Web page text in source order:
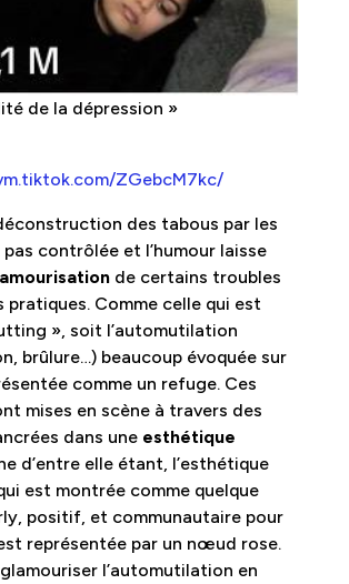
de la dépression »
ZGebcM7kc/
des tabous par les
pas contrôlée et l’humour laisse
de certains troubles
pratiques. Comme celle qui est
», soit l’automutilation
brûlure…) beaucoup évoquée sur
comme un refuge. Ces
mises en scène à travers des
dans une esthétique
d’entre elle étant, l’esthétique
est montrée comme quelque
positif, et communautaire pour
représentée par un nœud rose.
l’automutilation en